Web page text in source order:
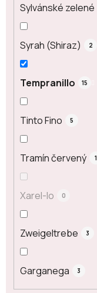
Sylvánské zelené
Syrah (Shiraz) 2
Tempranillo 15
Tinto Fino 5
Tramín červený 1
Xarel-lo 0
Zweigeltrebe 3
Garganega 3